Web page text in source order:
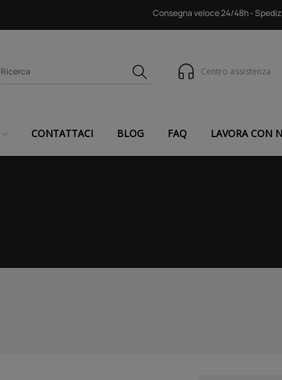
Consegna veloce 24/48h -
Centro assistenza
CONTATTACI BLOG FAQ LAVORA CON